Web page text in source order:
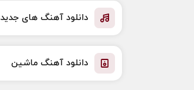
دانلود آهنگ های جدید
دانلود آهنگ ماشین